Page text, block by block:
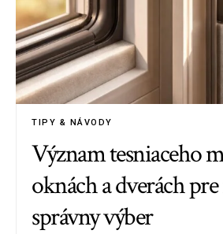
TIPY & NÁVODY
Význam tesniaceho
oknách a dverách
správny výber